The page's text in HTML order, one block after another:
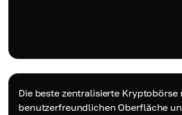
Die beste zentralisierte Kryptobörse
benutzerfreundlichen Oberfläche